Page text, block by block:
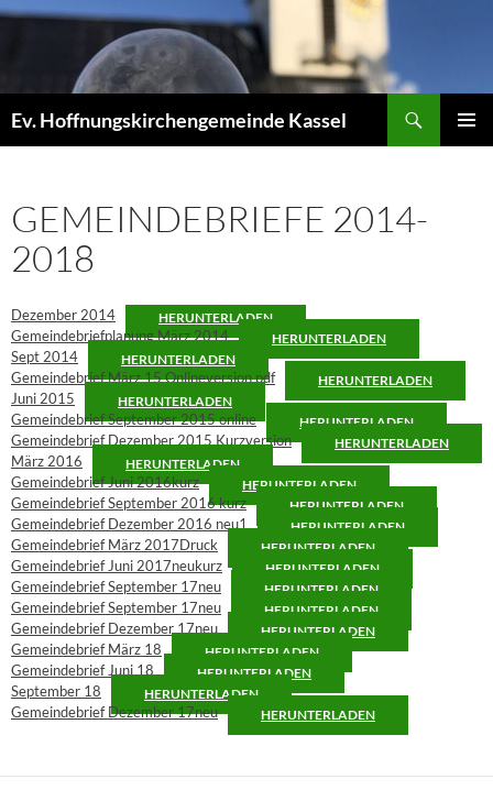
Zum
Ev. Hoffnungskirchengemeinde Kassel
GEMEINDEBRIEFE 2014-
2018
Dezember 2014 HERUNTERLADEN
Gemeindebriefplanung März 2014 HERUNTERLADEN
Sept 2014 HERUNTERLADEN
Gemeindebrief März 15 Onlineversion pdf HERUNTERLADEN
Juni 2015 HERUNTERLADEN
Gemeindebrief September 2015 online HERUNTERLADEN
Gemeindebrief Dezember 2015 Kurzversion HERUNTERLADEN
März 2016 HERUNTERLADEN
Gemeindebrief Juni 2016kurz HERUNTERLADEN
Gemeindebrief September 2016 kurz HERUNTERLADEN
Gemeindebrief Dezember 2016 neu1 HERUNTERLADEN
Gemeindebrief März 2017Druck HERUNTERLADEN
Gemeindebrief Juni 2017neukurz HERUNTERLADEN
Gemeindebrief September 17neu HERUNTERLADEN
Gemeindebrief September 17neu HERUNTERLADEN
Gemeindebrief Dezember 17neu HERUNTERLADEN
Gemeindebrief März 18 HERUNTERLADEN
Gemeindebrief Juni 18 HERUNTERLADEN
September 18 HERUNTERLADEN
Gemeindebrief Dezember 17neu HERUNTERLADEN